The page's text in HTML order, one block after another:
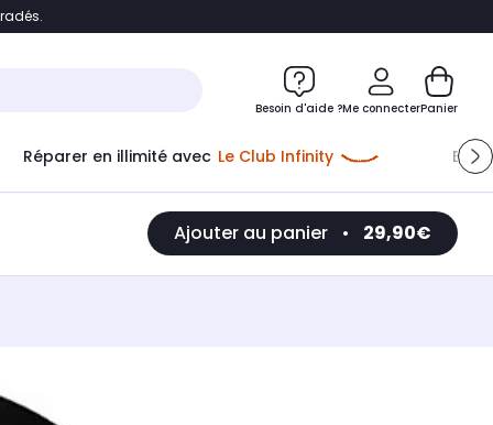
Accéder directement au chatbot
Besoin d'aide ?Me connecterPanier
Réparer en illimité avec Le Club Infinity
Ajouter au panier • 29,90€